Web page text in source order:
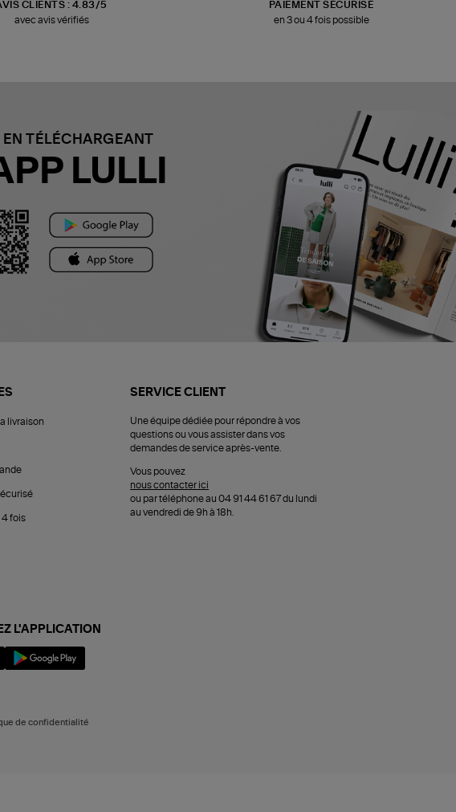
CLIENTS : 4.83/5
avec avis vérifiés
PAIEMENT SÉCURISÉ
en 3 ou 4 fois possible
TÉLÉCHARGEANT
LULLI
livraison
4 fois
SERVICE CLIENT
Une équipe dédiée pour répondre à vos
questions ou vous assister dans vos
demandes de service après-vente.
Vous pouvez
nous contacter ici
ou par téléphone au 04 91 44 61 67 du lundi
au vendredi de 9h à 18h.
L'APPLICATION
de confidentialité